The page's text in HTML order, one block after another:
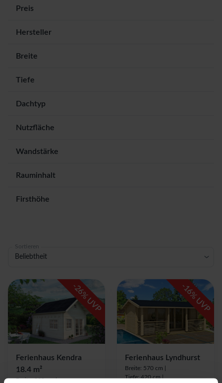
Preis
Hersteller
Breite
Tiefe
Dachtyp
Nutzfläche
Wandstärke
Rauminhalt
Firsthöhe
Sortieren
Beliebtheit
-
26
% UVP
Ferienhaus Kendra
18.4 m²
Breite: 399 cm |
-
16
% UVP
Ferienhaus Lyndhurst
Breite: 570 cm |
Tiefe: 420 cm |